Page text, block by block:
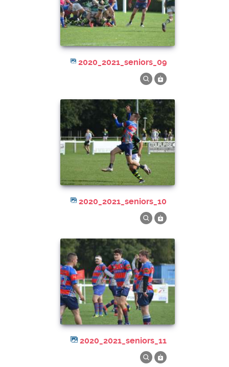
2020_2021_seniors_09
2020_2021_seniors_10
2020_2021_seniors_11